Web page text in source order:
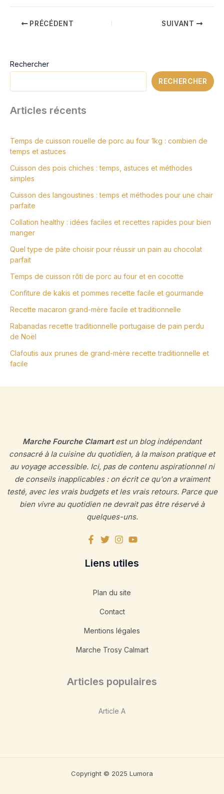
PRÉCÉDENT SUIVANT
Rechercher
RECHERCHER
Articles récents
Temps de cuisson rouelle de porc au four 1kg : combien de
temps et astuces
Cuisson des pois chiches : temps, astuces et méthodes
simples
Cuisson des langoustines : temps et méthodes pour une chair
parfaite
Collation healthy : idées faciles et recettes rapides pour bien
manger
Quel type de pâte choisir pour réussir un pain au chocolat
parfait
Temps de cuisson rôti de porc au four et en cocotte
Confiture de kakis et pommes recette facile et gourmande
Recette macaron grand-mère facile et traditionnelle
Rabanadas recette traditionnelle portugaise de pain perdu
de Noël
Clafoutis aux prunes de grand-mère recette traditionnelle et
facile
Marche Fourche Clamartest un blog indépendant
consacré à la cuisine du quotidien, à la maison pratique et
au voyage accessible. Ici, pas de contenu aspirationnel ni
de conseils inapplicables : on écrit ce qu'on a vraiment
testé, avec les vrais budgets et les vrais retours. Parce que
bien vivre au quotidien ne devrait pas être réservé à
quelques-uns.
Liens utiles
Plan du site
Contact
Mentions légales
Marche Trosy Calmart
Articles populaires
Article A
Copyright © 2025 Lumora